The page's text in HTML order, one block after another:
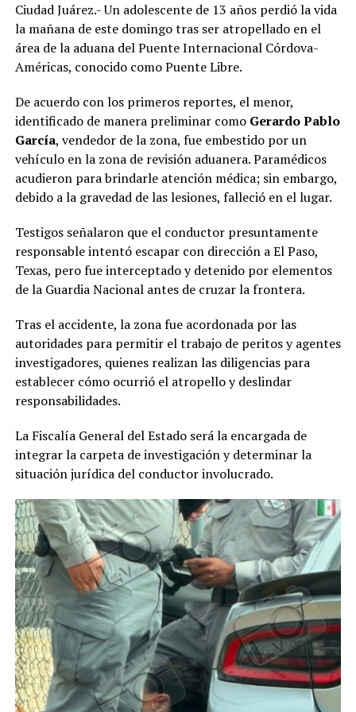
Ciudad Juárez.- Un adolescente de 13 años perdió la vida
la mañana de este domingo tras ser atropellado en el
área de la aduana del Puente Internacional Córdova-
Américas, conocido como Puente Libre.
De acuerdo con los primeros reportes, el menor,
identificado de manera preliminar como Gerardo Pablo
García, vendedor de la zona, fue embestido por un
vehículo en la zona de revisión aduanera. Paramédicos
acudieron para brindarle atención médica; sin embargo,
debido a la gravedad de las lesiones, falleció en el lugar.
Testigos señalaron que el conductor presuntamente
responsable intentó escapar con dirección a El Paso,
Texas, pero fue interceptado y detenido por elementos
de la Guardia Nacional antes de cruzar la frontera.
Tras el accidente, la zona fue acordonada por las
autoridades para permitir el trabajo de peritos y agentes
investigadores, quienes realizan las diligencias para
establecer cómo ocurrió el atropello y deslindar
responsabilidades.
La Fiscalía General del Estado será la encargada de
integrar la carpeta de investigación y determinar la
situación jurídica del conductor involucrado.